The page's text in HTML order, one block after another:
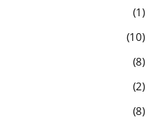
1
10
8
2
8